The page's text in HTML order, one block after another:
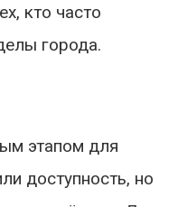
кто часто
города.
этапом для
доступность, но